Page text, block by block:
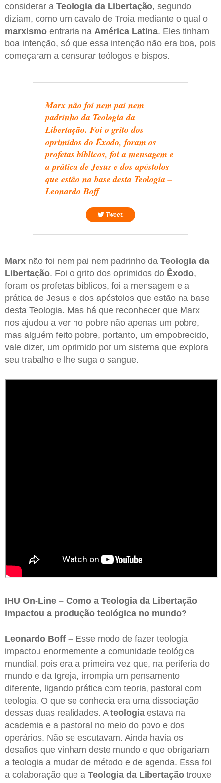
considerar a Teologia da Libertação, segundo
diziam, como um cavalo de Troia mediante o qual o
marxismo entraria na América Latina. Eles tinham
boa intenção, só que essa intenção não era boa, pois
começaram a censurar teólogos e bispos.
Marx não foi nem pai nem
padrinho da Teologia da
Libertação. Foi o grito dos
oprimidos do Êxodo, foram os
profetas bíblicos, foi a mensagem e
a prática de Jesus e dos apóstolos
que estão na base desta Teologia –
Leonardo Boff
Tweet.
Marx não foi nem pai nem padrinho da Teologia da
Libertação. Foi o grito dos oprimidos do Êxodo,
foram os profetas bíblicos, foi a mensagem e a
prática de Jesus e dos apóstolos que estão na base
desta Teologia. Mas há que reconhecer que Marx
nos ajudou a ver no pobre não apenas um pobre,
mas alguém feito pobre, portanto, um empobrecido,
vale dizer, um oprimido por um sistema que explora
seu trabalho e lhe suga o sangue.
IHU On-Line – Como a Teologia da Libertação
impactou a produção teológica no mundo?
Leonardo Boff – Esse modo de fazer teologia
impactou enormemente a comunidade teológica
mundial, pois era a primeira vez que, na periferia do
mundo e da Igreja, irrompia um pensamento
diferente, ligando prática com teoria, pastoral com
teologia. O que se conhecia era uma dissociação
dessas duas realidades. A teologia estava na
academia e a pastoral no meio do povo e dos
operários. Não se escutavam. Ainda havia os
desafios que vinham deste mundo e que obrigariam
a teologia a mudar de método e de agenda. Essa foi
a colaboração que a Teologia da Libertação trouxe